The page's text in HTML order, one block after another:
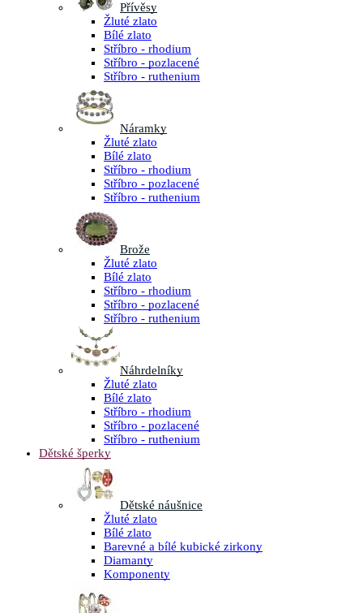
Přívěsy
Žluté zlato
Bílé zlato
Stříbro - rhodium
Stříbro - pozlacené
Stříbro - ruthenium
Náramky
Žluté zlato
Bílé zlato
Stříbro - rhodium
Stříbro - pozlacené
Stříbro - ruthenium
Brože
Žluté zlato
Bílé zlato
Stříbro - rhodium
Stříbro - pozlacené
Stříbro - ruthenium
Náhrdelníky
Žluté zlato
Bílé zlato
Stříbro - rhodium
Stříbro - pozlacené
Stříbro - ruthenium
Dětské šperky
Dětské náušnice
Žluté zlato
Bílé zlato
Barevné a bílé kubické zirkony
Diamanty
Komponenty